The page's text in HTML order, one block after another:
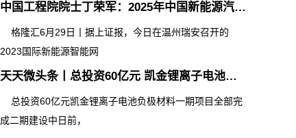
中国工程院院士丁荣军：2025年中国新能源汽车销量将达1500万辆
格隆汇6月29日丨据上证报，今日在温州瑞安召开的
2023国际新能源智能网
天天微头条丨总投资60亿元 凯金锂离子电池负极材料一期项目全部完成 二期建设中
总投资60亿元凯金锂离子电池负极材料一期项目全部完
成二期建设中日前，